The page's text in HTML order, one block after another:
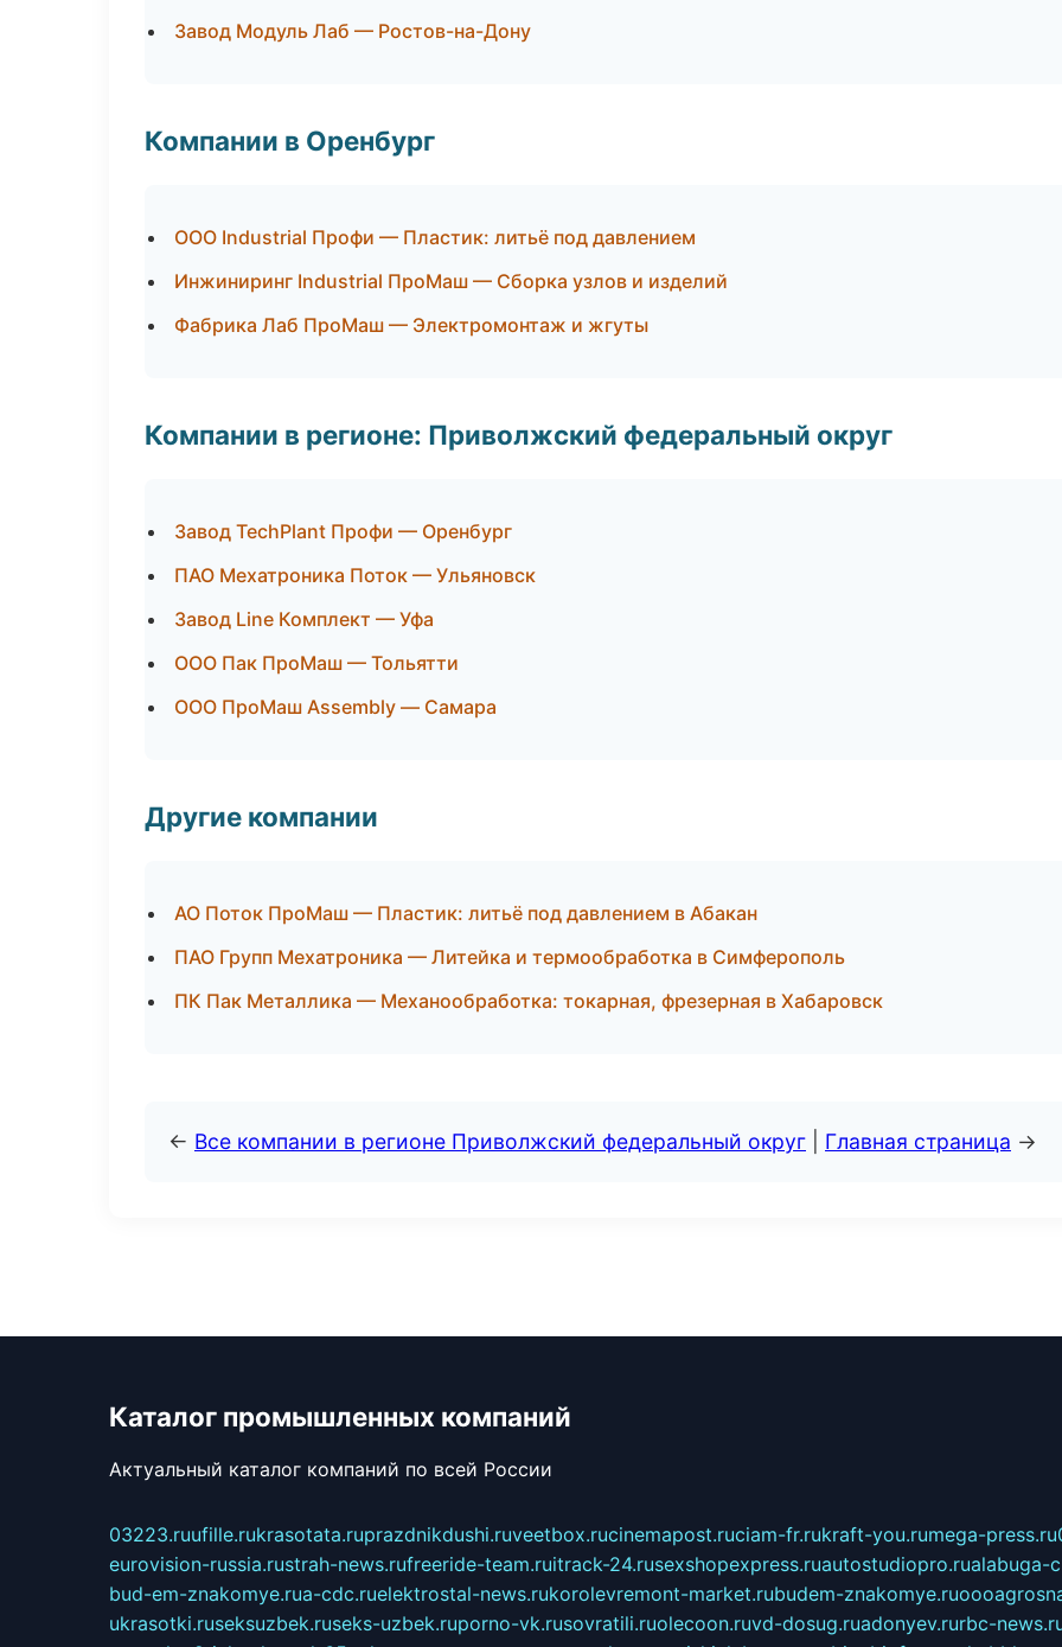
Завод Модуль Лаб — Ростов-на-Дону
Компании в Оренбург
ООО Industrial Профи — Пластик: литьё под давлением
Инжиниринг Industrial ПроМаш — Сборка узлов и изделий
Фабрика Лаб ПроМаш — Электромонтаж и жгуты
Компании в регионе: Приволжский федеральный округ
Завод TechPlant Профи — Оренбург
ПАО Мехатроника Поток — Ульяновск
Завод Line Комплект — Уфа
ООО Пак ПроМаш — Тольятти
ООО ПроМаш Assembly — Самара
Другие компании
АО Поток ПроМаш — Пластик: литьё под давлением в Абакан
ПАО Групп Мехатроника — Литейка и термообработка в Симферополь
ПК Пак Металлика — Механообработка: токарная, фрезерная в Хабаровск
← Все компании в регионе Приволжский федеральный округ Главная страница →
Каталог промышленных компаний
Актуальный каталог компаний по всей России
03223.ruufille.rukrasotata.ruprazdnikdushi.ruveetbox.rucinemapost.ruciam-fr.rukraft-you.rumega-press.ru
eurovision-russia.rustrah-news.rufreeride-team.ruitrack-24.rusexshopexpress.ruautostudiopro.rualabuga-
bud-em-znakomye.rua-cdc.ruelektrostal-news.rukorolevremont-market.rubudem-znakomye.ru
ukrasotki.ruseksuzbek.ruseks-uzbek.ruporno-vk.rusovratili.ruolecoon.ruvd-dosug.ruadonyev.rurbc-